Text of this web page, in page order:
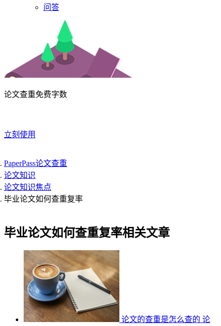
问答
论文查重免费字数
立刻使用
PaperPass论文查重
论文知识
论文知识焦点
毕业论文如何查重复率
毕业论文如何查重复率相关文章
论文的查重是怎么查的 论